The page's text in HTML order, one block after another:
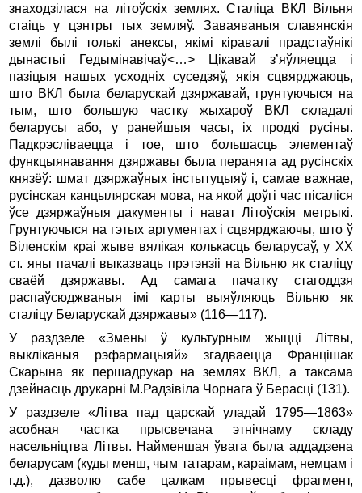
знаходзілася на літоўскіх землях. Сталіца ВКЛ Вільня
стаіць у цэнтры тых земляў. Заваяваныя славянскія
землі былі толькі анексы, якімі кіравалі прадстаўнікі
дынастыі Гедымінавічаў<…> Цікавай з’яўляецца і
пазіцыя нашых усходніх суседзяў, якія сцвярджаюць,
што ВКЛ была беларускай дзяржавай, грунтуючыся на
тым, што большую частку жыхароў ВКЛ складалі
беларусы або, у ранейшыя часы, іх продкі русіны.
Падкрэсліваецца і тое, што большасць элементаў
функцыянавання дзяржавы была перанята ад русінскіх
князёў: шмат дзяржаўных інстытуцыяў і, самае важнае,
русінская канцылярская мова, на якой доўгі час пісаліся
ўсе дзяржаўныя дакументы і нават Літоўскія метрыкі.
Грунтуючыся на гэтых аргументах і сцвярджаючы, што ў
Віленскім краі жыве вялікая колькасць беларусаў, у XX
ст. яны пачалі выказваць прэтэнзіі на Вільню як сталіцу
сваёй дзяржавы. Ад самага пачатку стагоддзя
распаўсюджваныя імі карты выяўляюць Вільню як
сталіцу Беларускай дзяржавы» (116—117).
У раздзеле «Змены ў культурным жыцці Літвы,
выкліканыя рэфармацыяй» згадваецца Францішак
Скарына як першадрукар на землях ВКЛ, а таксама
дзейнасць друкарні М.Радзівіла Чорнага ў Берасці (131).
У раздзеле «Літва пад царскай уладай 1795—1863»
асобная частка прысвечана этнічнаму складу
насельніцтва Літвы. Найменшая ўвага была аддадзена
беларусам (куды менш, чым татарам, караімам, немцам і
г.д.), дазволю сабе цалкам прывесці фрагмент,